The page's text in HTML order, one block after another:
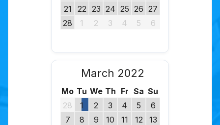
21
22 23 24 25 26 27
28
1 2 3 4 5 6
March 2022
Mo Tu We Th Fr Sa Su
28
1 2 3 4 5
6
7
8 9 10 11 12
13